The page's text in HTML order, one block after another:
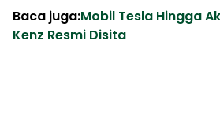
Baca juga:Mobil Tesla Hingga
Kenz Resmi Disita